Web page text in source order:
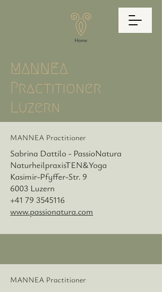
MANNEA
Practitioner
Luzern
MANNEA Practitioner
Sabrina Dattilo - PassioNatura
NaturheilpraxisTEN&Yoga
Kasimir-Pfyffer-Str. 9
6003 Luzern
+41 79 3545116
www.passionatura.com
MANNEA Practitioner